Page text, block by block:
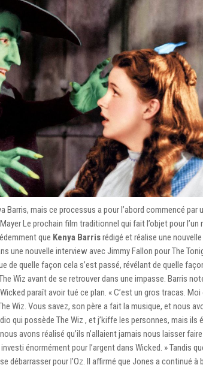
Barris, mais ce processus a pour l’abord commencé par
Le prochain film traditionnel qui fait l’objet pour l’un
que Kenya Barrisrédigé et réalise une
une nouvelle interview avec Jimmy Fallon pour The
de quelle façon cela s’est passé, révélant de quelle
Wiz avant de se retrouver dans une impasse. Barris
paraît avoir tué ce plan. « C’est un gros tracas. Moi
Wiz. Vous savez, son père a fait la musique, et nous
qui possède The Wiz , et j’kiffe les personnes, mais ils
avons réalisé qu’ils n’allaient jamais nous laisser
énormément pour l’argent dans Wicked. » Tandis
débarrasser pour l’Oz. Il affirmé que Jones a continué à